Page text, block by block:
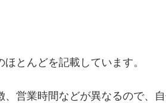
とんどを記載しています。
営業時間などが異なるので、